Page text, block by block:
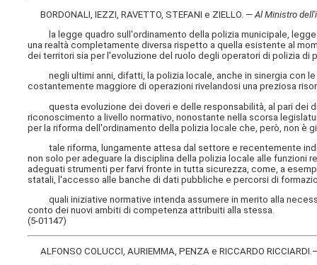
BORDONALI, IEZZI, RAVETTO, STEFANI e ZIELLO. —Al Ministro
la legge quadro sull'ordinamento della polizia municipale, legge
una realtà completamente diversa rispetto a quella esistente al
dei territori sia per l'evoluzione del ruolo degli operatori di polizia di
negli ultimi anni, difatti, la polizia locale, anche in sinergia con le
costantemente maggiore di operazioni rivelandosi una preziosa
questa evoluzione dei doveri e delle responsabilità, al pari dei
riconoscimento a livello normativo, nonostante nella scorsa
per la riforma dell'ordinamento della polizia locale che, però, non è
tale riforma, lungamente attesa dal settore e recentemente
non solo per adeguare la disciplina della polizia locale alle
adeguati strumenti per farvi fronte in tutta sicurezza, come, a
statali, l'accesso alle banche di dati pubbliche e percorsi di
quali iniziative normative intenda assumere in merito alla
conto dei nuovi ambiti di competenza attribuiti alla stessa.
(5-01147)
ALFONSO COLUCCI, AURIEMMA, PENZA e RICCARDO